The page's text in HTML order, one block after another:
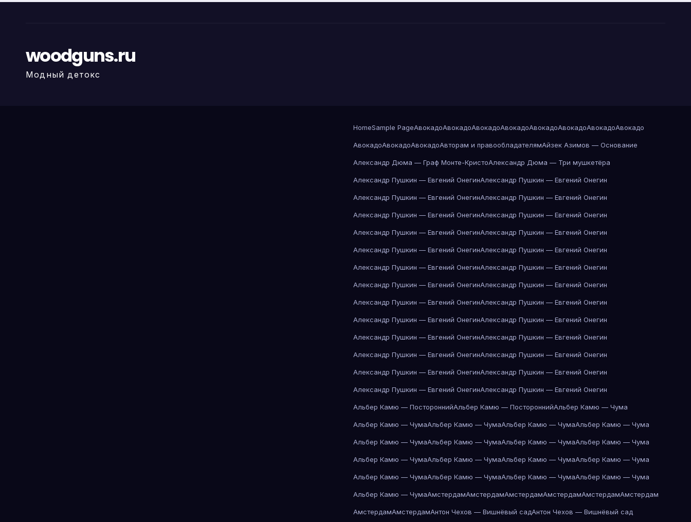
woodguns.ru
Модный детокс
HomeSample PageАвокадоАвокадоАвокадоАвокадоАвокадоАвокадоАвокадоАвокадо
АвокадоАвокадоАвокадоАвторам и правообладателямАйзек Азимов — Основание
Александр Дюма — Граф Монте-КристоАлександр Дюма — Три мушкетёра
Александр Пушкин — Евгений ОнегинАлександр Пушкин — Евгений Онегин
Александр Пушкин — Евгений ОнегинАлександр Пушкин — Евгений Онегин
Александр Пушкин — Евгений ОнегинАлександр Пушкин — Евгений Онегин
Александр Пушкин — Евгений ОнегинАлександр Пушкин — Евгений Онегин
Александр Пушкин — Евгений ОнегинАлександр Пушкин — Евгений Онегин
Александр Пушкин — Евгений ОнегинАлександр Пушкин — Евгений Онегин
Александр Пушкин — Евгений ОнегинАлександр Пушкин — Евгений Онегин
Александр Пушкин — Евгений ОнегинАлександр Пушкин — Евгений Онегин
Александр Пушкин — Евгений ОнегинАлександр Пушкин — Евгений Онегин
Александр Пушкин — Евгений ОнегинАлександр Пушкин — Евгений Онегин
Александр Пушкин — Евгений ОнегинАлександр Пушкин — Евгений Онегин
Александр Пушкин — Евгений ОнегинАлександр Пушкин — Евгений Онегин
Александр Пушкин — Евгений ОнегинАлександр Пушкин — Евгений Онегин
Альбер Камю — ПостороннийАльбер Камю — ПостороннийАльбер Камю — Чума
Альбер Камю — ЧумаАльбер Камю — ЧумаАльбер Камю — ЧумаАльбер Камю — Чума
Альбер Камю — ЧумаАльбер Камю — ЧумаАльбер Камю — ЧумаАльбер Камю — Чума
Альбер Камю — ЧумаАльбер Камю — ЧумаАльбер Камю — ЧумаАльбер Камю — Чума
Альбер Камю — ЧумаАльбер Камю — ЧумаАльбер Камю — ЧумаАльбер Камю — Чума
Альбер Камю — ЧумаАмстердамАмстердамАмстердамАмстердамАмстердамАмстердам
АмстердамАмстердамАнтон Чехов — Вишнёвый садАнтон Чехов — Вишнёвый сад